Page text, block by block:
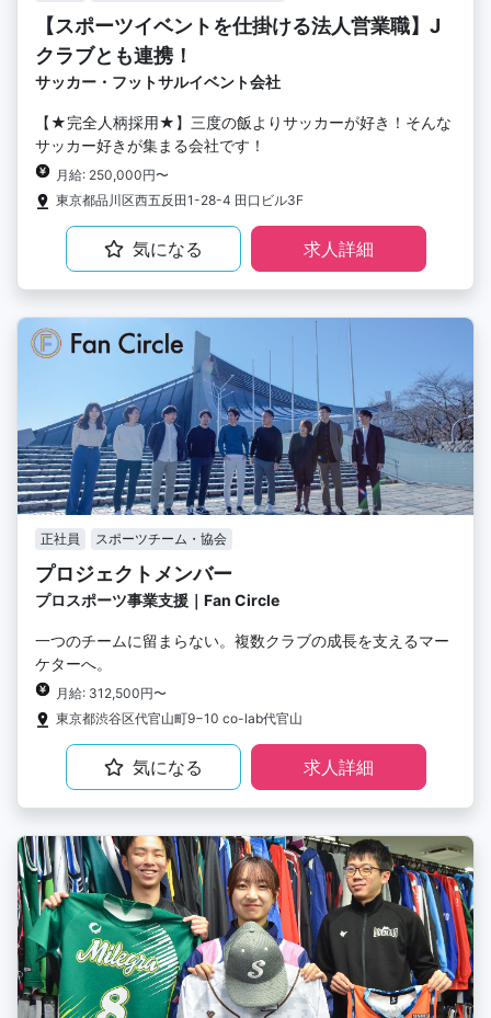
【スポーツイベントを仕掛ける法人営業職】J
クラブとも連携！
サッカー・フットサルイベント会社
【★完全人柄採用★】三度の飯よりサッカーが好き！そんな
サッカー好きが集まる会社です！
月給: 250,000円〜
東京都品川区西五反田1-28-4 田口ビル3F
気になる 求人詳細
正社員 スポーツチーム・協会
プロジェクトメンバー
プロスポーツ事業支援｜Fan Circle
一つのチームに留まらない。複数クラブの成長を支えるマー
ケターへ。
月給: 312,500円〜
東京都渋谷区代官山町9−10 co-lab代官山
気になる 求人詳細